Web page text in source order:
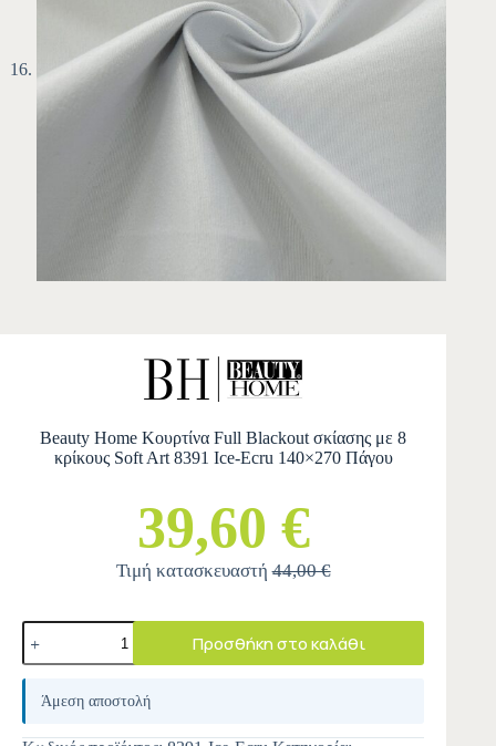
Beauty Home Κουρτίνα Full Blackout σκίασης με 8
κρίκους Soft Art 8391 Ice-Ecru 140×270 Πάγου
39,60 €
Τιμή κατασκευαστή44,00 €
Προσθήκη στο καλάθι
A
e
Άμεση αποστολή